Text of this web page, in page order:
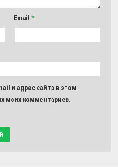
Email *
и адрес сайта в этом
моих комментариев.